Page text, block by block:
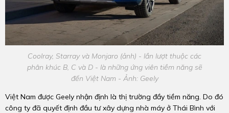
Coolray, Starray và Monjaro (ảnh) - lần lượt thuộc các
phân khúc B, C và D - là những ứng viên tiềm năng sẽ
đến Việt Nam - Ảnh: Geely
Việt Nam được Geely nhận định là thị trường đầy tiềm năng. Do đó
công ty đã quyết định đầu tư xây dựng nhà máy ở Thái Bình với